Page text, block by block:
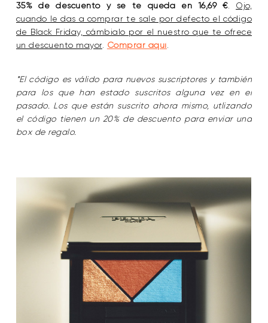
35% de descuento y se te queda en 16,69 €. Ojo,
cuando le das a comprar te sale por defecto el código
de Black Friday, cámbialo por el nuestro que te ofrece
un descuento mayor. Comprar aquí.
*El código es válido para nuevos suscriptores y también
para los que han estado suscritos alguna vez en el
pasado. Los que están suscrito ahora mismo, utlizando
el código tienen un 20% de descuento para enviar una
box de regalo.